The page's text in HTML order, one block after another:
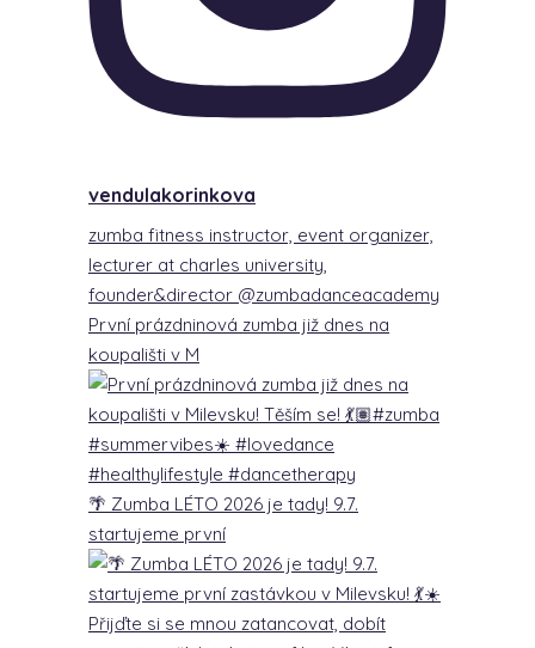
vendulakorinkova
zumba fitness instructor, event organizer,
lecturer at charles university,
founder&director @zumbadanceacademy
První prázdninová zumba již dnes na
koupališti v M
🌴 Zumba LÉTO 2026 je tady! 9.7.
startujeme první